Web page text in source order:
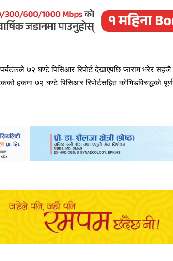
७२ घण्टे पिसिआर रिपोर्ट देखाएपछि फाराम भरेर सहजै
हकमा ७२ घण्टे पिसिआर रिपोर्टसहित कोभिडविरुद्धको